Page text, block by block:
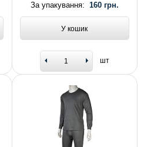
За упакування: 160 грн.
У кошик
шт